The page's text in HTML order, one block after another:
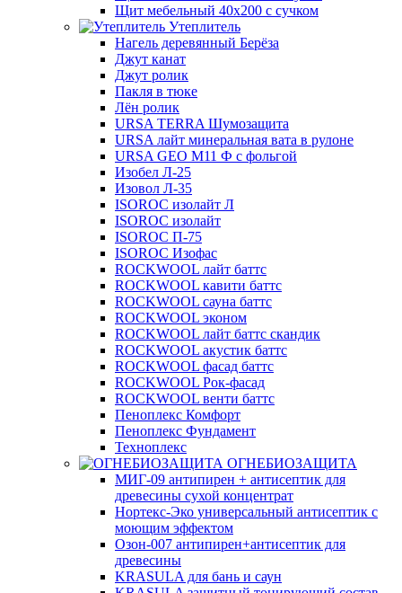
Щит мебельный 40х200 с сучком
Утеплитель
Нагель деревянный Берёза
Джут канат
Джут ролик
Пакля в тюке
Лён ролик
URSA TERRA Шумозащита
URSA лайт минеральная вата в рулоне
URSA GEO M11 Ф с фольгой
Изобел Л-25
Изовол Л-35
ISOROC изолайт Л
ISOROC изолайт
ISOROC П-75
ISOROC Изофас
ROCKWOOL лайт баттс
ROCKWOOL кавити баттс
ROCKWOOL сауна баттс
ROCKWOOL эконом
ROCKWOOL лайт баттс скандик
ROCKWOOL акустик баттс
ROCKWOOL фасад баттс
ROCKWOOL Рок-фасад
ROCKWOOL венти баттс
Пеноплекс Комфорт
Пеноплекс Фундамент
Техноплекс
ОГНЕБИОЗАЩИТА
МИГ-09 антипирен + антисептик для
древесины сухой концентрат
Нортекс-Эко универсальный антисептик с
моющим эффектом
Озон-007 антипирен+антисептик для
древесины
KRASULA для бань и саун